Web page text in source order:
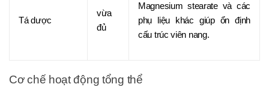
Tá dược
vừa
đủ
Magnesium stearate và các
phụ liệu khác giúp ổn định
cấu trúc viên nang.
Cơ chế hoạt động tổng thể